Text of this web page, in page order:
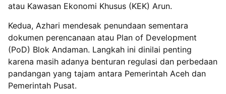
atau Kawasan Ekonomi Khusus (KEK) Arun.
Kedua, Azhari mendesak penundaan sementara
dokumen perencanaan atau Plan of Development
(PoD) Blok Andaman. Langkah ini dinilai penting
karena masih adanya benturan regulasi dan perbedaan
pandangan yang tajam antara Pemerintah Aceh dan
Pemerintah Pusat.